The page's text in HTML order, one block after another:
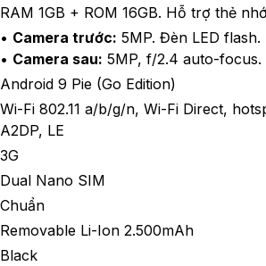
RAM 1GB + ROM 16GB. Hỗ trợ thẻ
• Camera trước: 5MP. Đèn LED flash.
• Camera sau: 5MP, f/2.4 auto-focus.
Android 9 Pie (Go Edition)
Wi-Fi 802.11 a/b/g/n, Wi-Fi Direct,
A2DP, LE
3G
Dual Nano SIM
Chuẩn
Removable Li-Ion 2.500mAh
Black